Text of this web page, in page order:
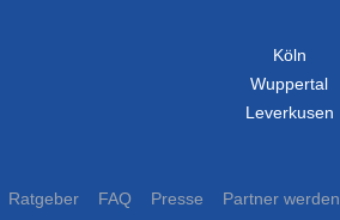
Köln
Wuppertal
Leverkusen
Ratgeber FAQ Presse Partner werden